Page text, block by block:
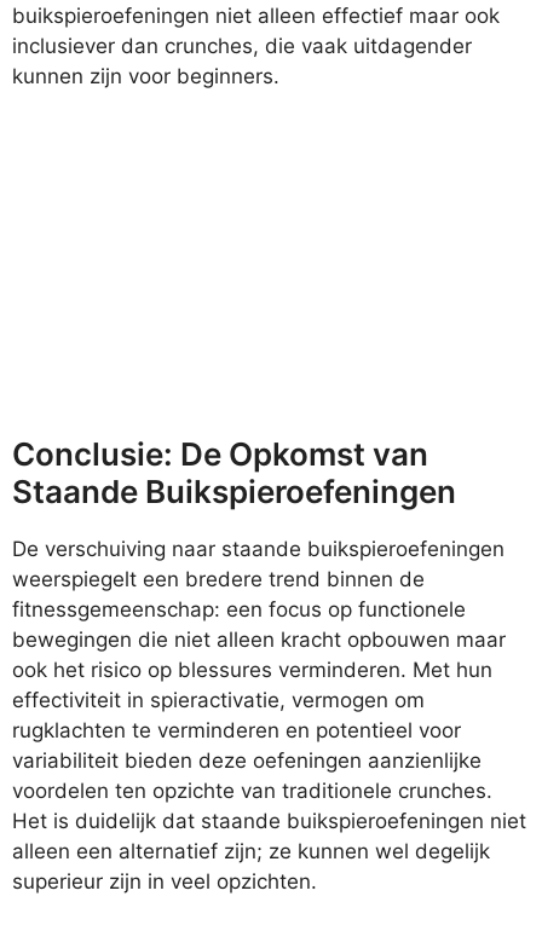
buikspieroefeningen niet alleen effectief maar ook
inclusiever dan crunches, die vaak uitdagender
kunnen zijn voor beginners.
Conclusie: De Opkomst van
Staande Buikspieroefeningen
De verschuiving naar staande buikspieroefeningen
weerspiegelt een bredere trend binnen de
fitnessgemeenschap: een focus op functionele
bewegingen die niet alleen kracht opbouwen maar
ook het risico op blessures verminderen. Met hun
effectiviteit in spieractivatie, vermogen om
rugklachten te verminderen en potentieel voor
variabiliteit bieden deze oefeningen aanzienlijke
voordelen ten opzichte van traditionele crunches.
Het is duidelijk dat staande buikspieroefeningen niet
alleen een alternatief zijn; ze kunnen wel degelijk
superieur zijn in veel opzichten.